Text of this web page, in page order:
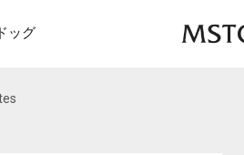
ドッグ